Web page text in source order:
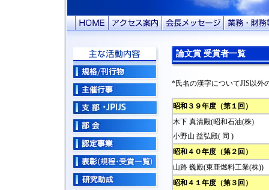
論文賞 受賞者一覧
*氏名の漢字についてJIS以外
昭和３９年度（第１回）
木下 真清殿(昭和石油(株)
小野山 益弘殿( 同 )
昭和４０年度（第２回）
山路 巍殿(東亜燃料工業(株))
昭和４１年度（第３回）